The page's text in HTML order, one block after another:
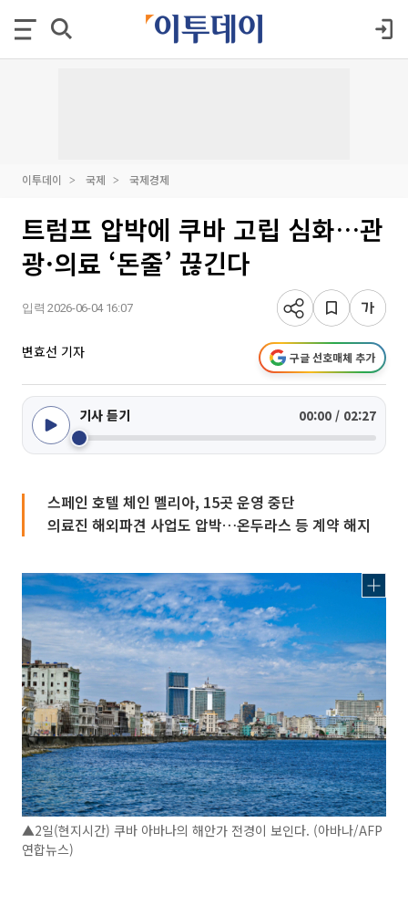
이투데이 국제 국제경제
트럼프 압박에 쿠바 고립 심화…관
광·의료 ‘돈줄’ 끊긴다
입력 2026-06-04 16:07
변효선 기자 구글 선호매체 추가
기사 듣기 00:00 / 02:27
스페인 호텔 체인 멜리아, 15곳 운영 중단
의료진 해외파견 사업도 압박…온두라스 등 계약 해지
▲2일(현지시간) 쿠바 아바나의 해안가 전경이 보인다. (아바나/AFP
연합뉴스)